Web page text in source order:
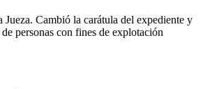
Jueza. Cambió la carátula del expediente y
personas con fines de explotación